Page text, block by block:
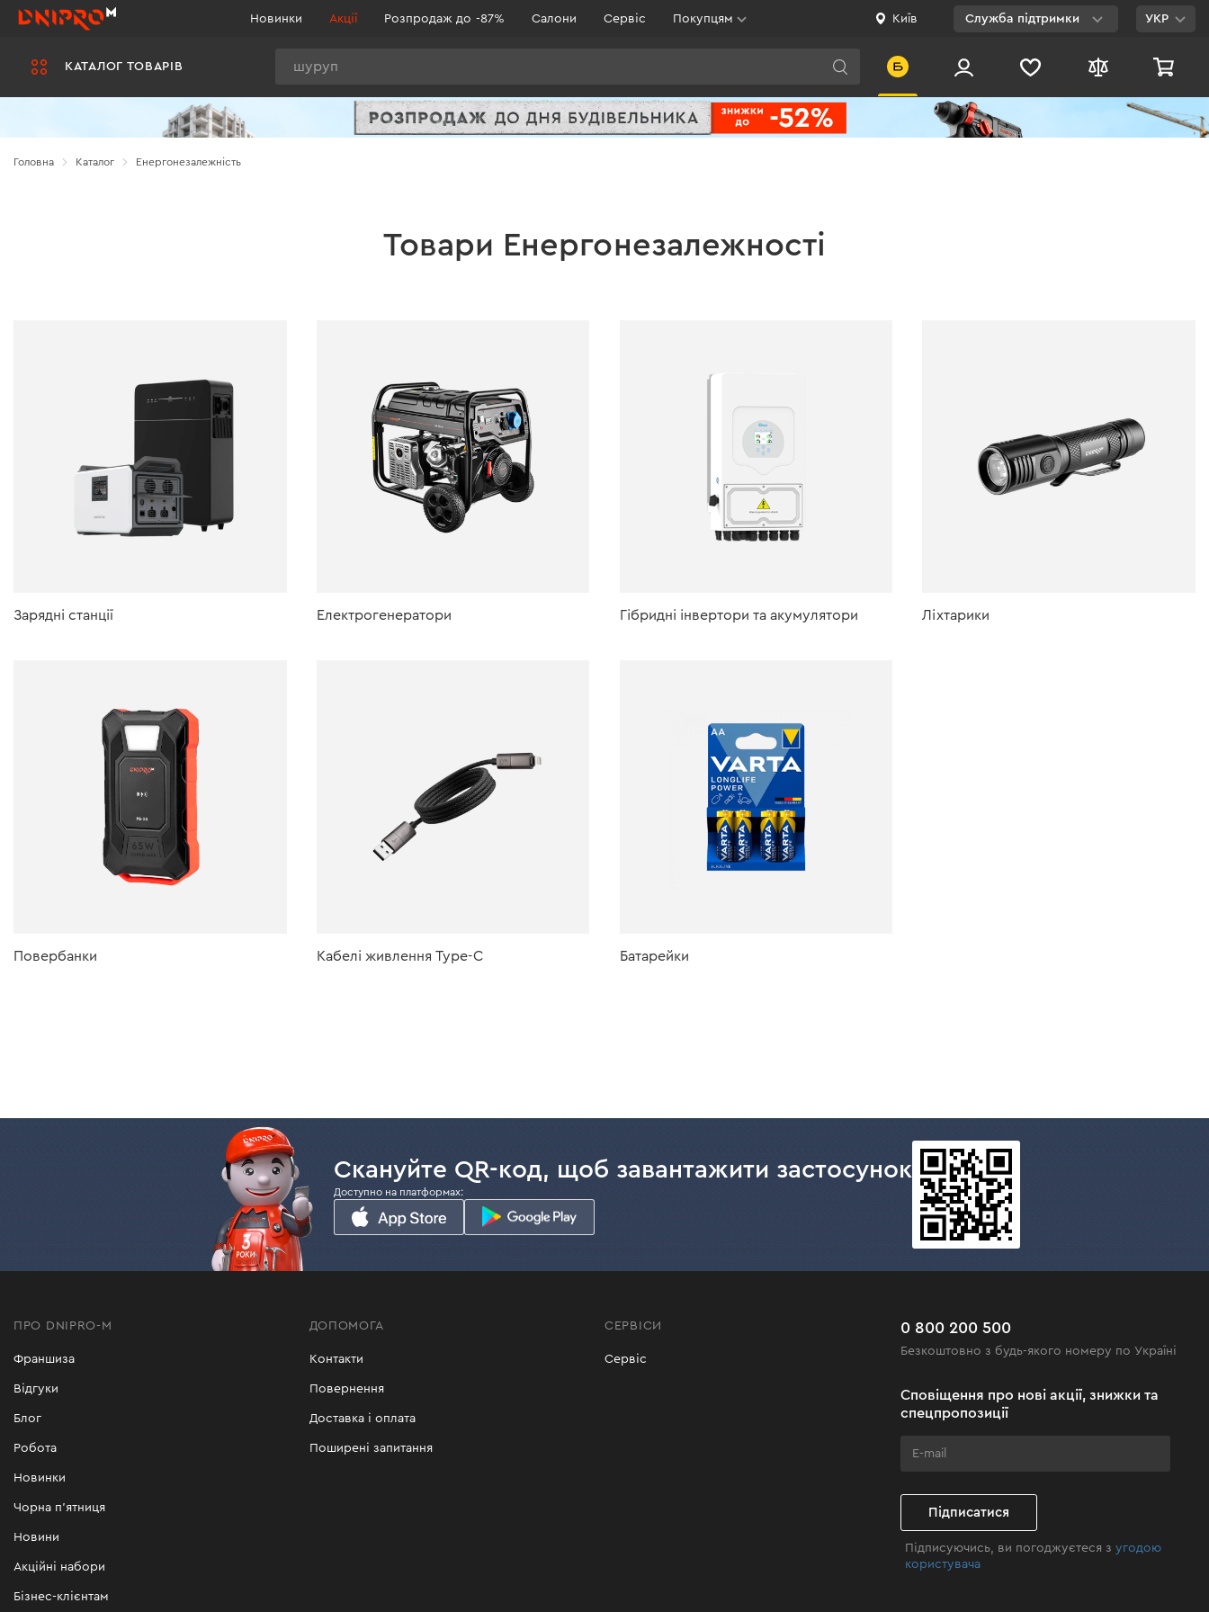
КАТАЛОГ ТОВАРІВ
Новинки Акції Розпродаж до -87% Салони Сервіс Покупцям Київ Служба підтримки
Viber
УКР
Головна Каталог Енергонезалежність
Товари Енергонезалежності
Зарядні станції Електрогенератори Гібридні інвертори та акумулятори Ліхтарики
Повербанки Кабелі живлення Type-C Батарейки
Скануйте QR-код, щоб завантажити застосунок
Доступно на платформах:
ПРО DNIPRO-M
Франшиза
Відгуки
Блог
Робота
Новинки
Чорна п'ятниця
Новини
Акційні набори
Бізнес-клієнтам
ДОПОМОГА
Контакти
Повернення
Доставка і оплата
Поширені запитання
СЕРВІСИ
Сервіс
0 800 200 500
Безкоштовно з будь-якого номеру по Україні
Сповіщення про нові акції, знижки та
спецпропозиції
Підписатися
Підписуючись, ви погоджуєтеся з угодою
користувача